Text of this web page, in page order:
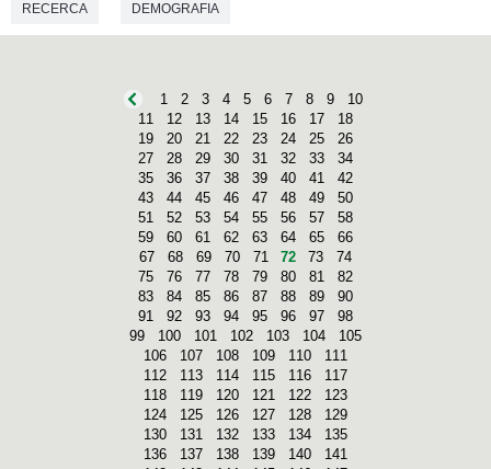
RECERCA DEMOGRAFIA
1 2 3 4 5 6 7 8 9
10
11
12 13 14 15 16 17
18
19
20 21 22 23 24 25
26
27
28 29 30 31 32 33
34
35
36 37 38 39 40 41
42
43
44 45 46 47 48 49
50
51
52 53 54 55 56 57
58
59
60 61 62 63 64 65
66
67
68 69 70 71 72 73
74
75
76 77 78 79 80 81
82
83
84 85 86 87 88 89
90
91
92 93 94 95 96 97
98
99
100 101 102 103 104
105
106
107 108 109 110
111
112
113 114 115 116
117
118
119 120 121 122
123
124
125 126 127 128
129
130
131 132 133 134
135
136
137 138 139 140
141